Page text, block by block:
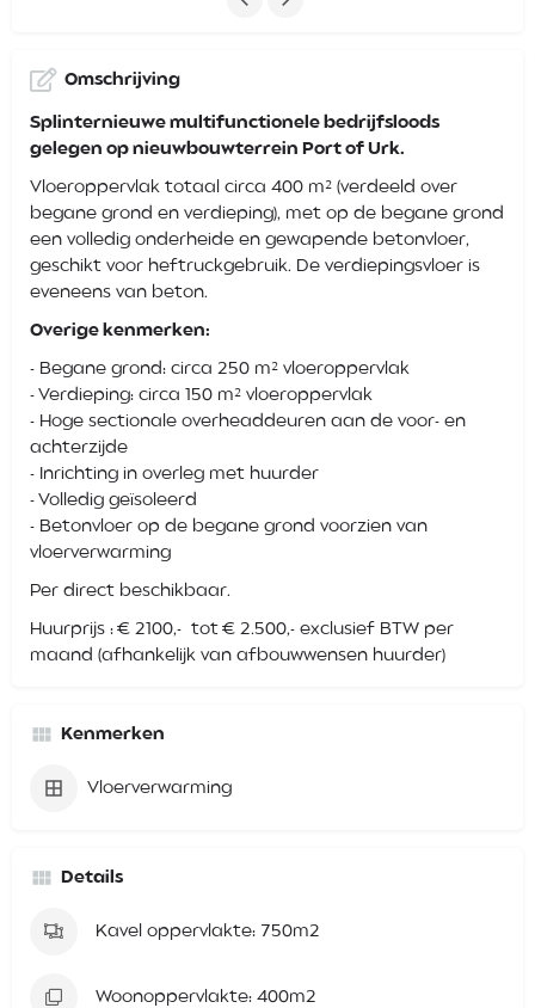
Omschrijving
Splinternieuwe multifunctionele bedrijfsloods
gelegen op nieuwbouwterrein Port of Urk.
Vloeroppervlak totaal circa 400 m² (verdeeld over
begane grond en verdieping), met op de begane grond
een volledig onderheide en gewapende betonvloer,
geschikt voor heftruckgebruik. De verdiepingsvloer is
eveneens van beton.
Overige kenmerken:
- Begane grond: circa 250 m² vloeroppervlak
- Verdieping: circa 150 m² vloeroppervlak
- Hoge sectionale overheaddeuren aan de voor- en
achterzijde
- Inrichting in overleg met huurder
- Volledig geïsoleerd
- Betonvloer op de begane grond voorzien van
vloerverwarming
Per direct beschikbaar.
Huurprijs : € 2100,- tot € 2.500,- exclusief BTW per
maand (afhankelijk van afbouwwensen huurder)
Kenmerken
Vloerverwarming
Details
Kavel oppervlakte: 750m2
Woonoppervlakte: 400m2